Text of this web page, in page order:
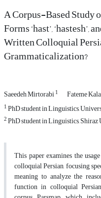
A Corpus-Based Study
Forms ‘hast’, ‘hastesh’,
Written Colloquial
Grammaticalization?
Saeedeh Mirtorabi1 Fateme
1PhD student in Linguistics,
2PhD student in Linguistics,
This paper examines the
colloquial Persian, focusing
meaning to analyze the
function in colloquial